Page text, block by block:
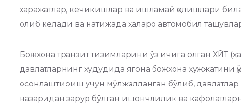
харажатлар, кечикишлар ва ишламай қолишлари
олиб келади ва натижада ҳаларо автомобил
Божхона транзит тизимларини ўз ичига олган ХЙТ
давлатларнинг ҳудудида ягона божхона ҳужжатини
осонлаштириш учун мўлжалланган бўлиб, давлатлар
назаридан зарур бўлган ишончлилик ва